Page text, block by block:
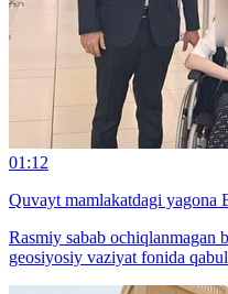
01:12
Quvayt mamlakatdagi yagona
Rasmiy sabab ochiqlanmagan
geosiyosiy vaziyat fonida